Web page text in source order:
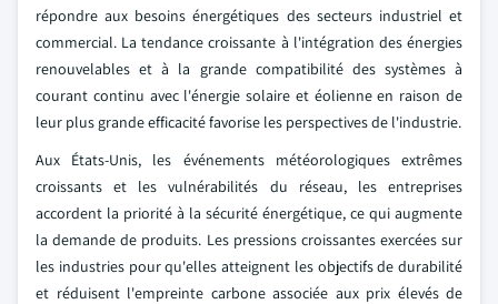
répondre aux besoins énergétiques des secteurs industriel et
commercial. La tendance croissante à l'intégration des énergies
renouvelables et à la grande compatibilité des systèmes à
courant continu avec l'énergie solaire et éolienne en raison de
leur plus grande efficacité favorise les perspectives de l'industrie.
Aux États-Unis, les événements météorologiques extrêmes
croissants et les vulnérabilités du réseau, les entreprises
accordent la priorité à la sécurité énergétique, ce qui augmente
la demande de produits. Les pressions croissantes exercées sur
les industries pour qu'elles atteignent les objectifs de durabilité
et réduisent l'empreinte carbone associée aux prix élevés de